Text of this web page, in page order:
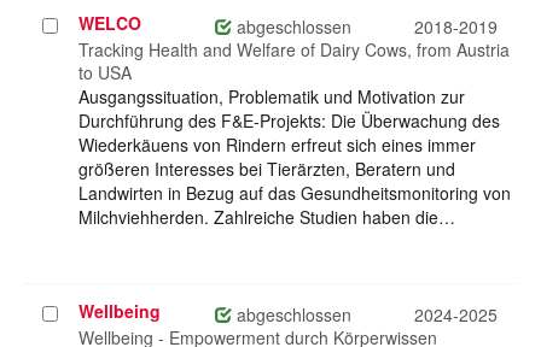
Projekt
auswählen
WELCO abgeschlossen
2018-2019
Tracking Health and Welfare of Dairy Cows, from Austria
to USA
Ausgangssituation, Problematik und Motivation zur
Durchführung des F&E-Projekts: Die Überwachung des
Wiederkäuens von Rindern erfreut sich eines immer
größeren Interesses bei Tierärzten, Beratern und
Landwirten in Bezug auf das Gesundheitsmonitoring von
Milchviehherden. Zahlreiche Studien haben die…
Projekt
auswählen
Wellbeing abgeschlossen
2024-2025
Wellbeing - Empowerment durch Körperwissen